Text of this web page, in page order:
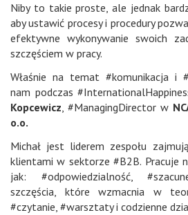
Niby to takie proste, ale jednak
aby ustawić procesy i procedury
efektywne wykonywanie swoich
szczęściem w pracy.
Właśnie na temat #komunikacja i
nam podczas
Kopcewicz, #ManagingDirector w
o.o.
Michał jest liderem zespołu
klientami w sektorze #B2B. Pracuje
jak: #odpowiedzialność,
szczęścia, które wzmacnia w
#czytanie, #warsztaty i codzienne